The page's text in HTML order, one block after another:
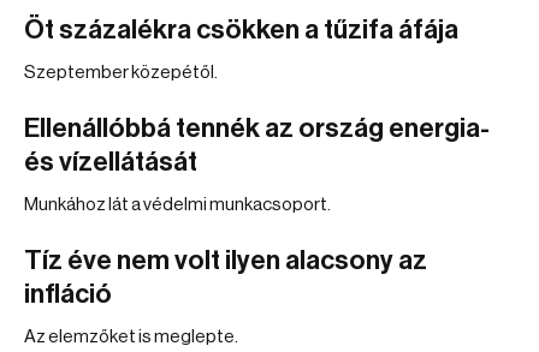
Öt százalékra csökken a tűzifa áfája
Szeptember közepétől.
Ellenállóbbá tennék az ország energia-
és vízellátását
Munkához lát a védelmi munkacsoport.
Tíz éve nem volt ilyen alacsony az
infláció
Az elemzőket is meglepte.